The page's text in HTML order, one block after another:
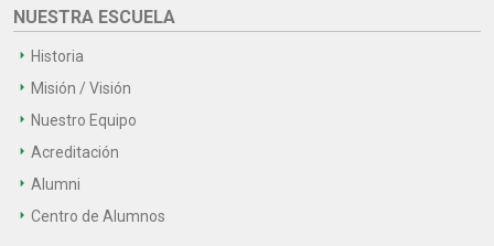
NUESTRA ESCUELA
Historia
Misión / Visión
Nuestro Equipo
Acreditación
Alumni
Centro de Alumnos